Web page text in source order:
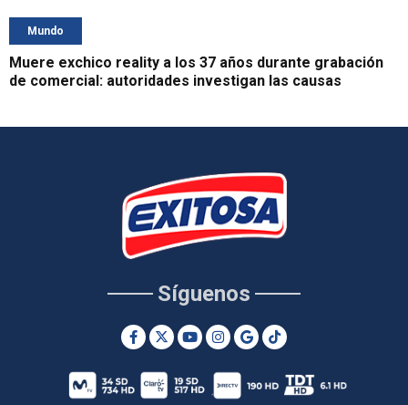
Mundo
Muere exchico reality a los 37 años durante grabación
de comercial: autoridades investigan las causas
Síguenos